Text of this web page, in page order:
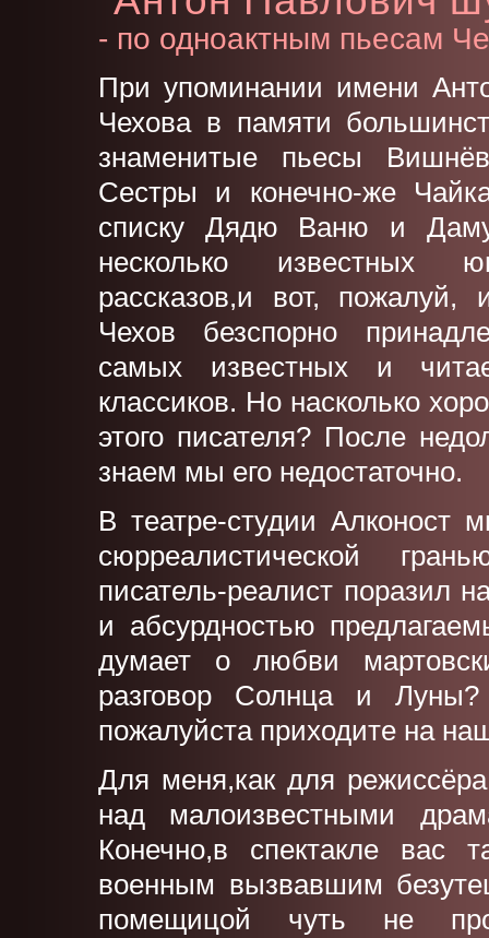
- по одноактным пьесам
При упоминании имени
Чехова в памяти
знаменитые пьесы
Сестры и конечно-же
списку Дядю Ваню и
несколько известных
рассказов,и вот,
Чехов безспорно
самых известных и
классиков. Но насколько
этого писателя? После
знаем мы его недостаточно.
В театре-студии Алконост
сюрреалистической
писатель-реалист поразил
и абсурдностью
думает о любви
разговор Солнца и
пожалуйста приходите на
Для меня,как для
над малоизвестными
Конечно,в спектакле вас
военным вызвавшим
помещицой чуть не